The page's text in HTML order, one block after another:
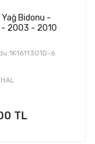
Yağ Bidonu -
- 2003 - 2010
6
TL